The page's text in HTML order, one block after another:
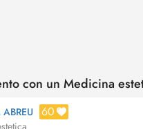
con un Medicina
ABREU 60